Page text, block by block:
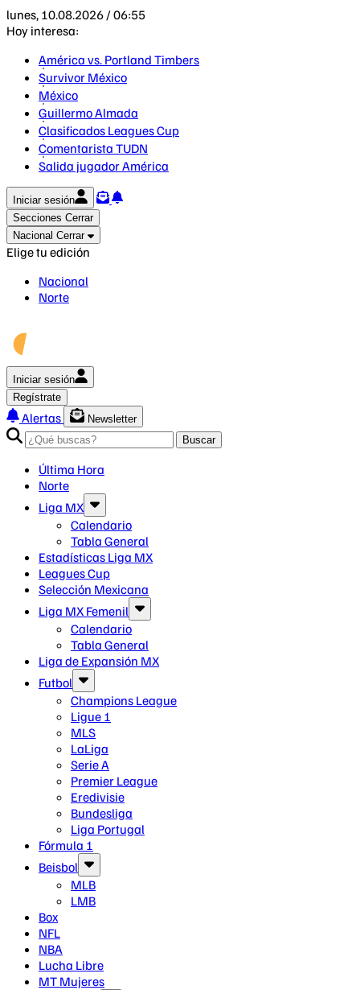
lunes, 10.08.2026 / 06:55
Hoy interesa:
América vs. Portland Timbers
Survivor México
México
Guillermo Almada
Clasificados Leagues Cup
Comentarista TUDN
Salida jugador América
Iniciar sesión
Secciones Cerrar
Nacional Cerrar
Elige tu edición
Nacional
Norte
Iniciar sesión
Regístrate
Alertas
Newsletter
Buscar
Última Hora
Norte
Liga MX
Calendario
Tabla General
Estadísticas Liga MX
Leagues Cup
Selección Mexicana
Liga MX Femenil
Calendario
Tabla General
Liga de Expansión MX
Futbol
Champions League
Ligue 1
MLS
LaLiga
Serie A
Premier League
Eredivisie
Bundesliga
Liga Portugal
Fórmula 1
Beisbol
MLB
LMB
Box
NFL
NBA
Lucha Libre
MT Mujeres